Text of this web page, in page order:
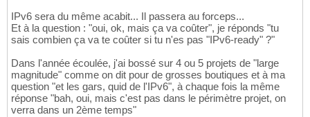
IPv6 sera du même acabit... Il passera au forceps...
Et à la question : "oui, ok, mais ça va coûter", je réponds "tu
sais combien ça va te coûter si tu n'es pas "IPv6-ready" ?"
Dans l'année écoulée, j'ai bossé sur 4 ou 5 projets de "large
magnitude" comme on dit pour de grosses boutiques et à ma
question "et les gars, quid de l'IPv6", à chaque fois la même
réponse "bah, oui, mais c'est pas dans le périmètre projet, on
verra dans un 2ème temps"